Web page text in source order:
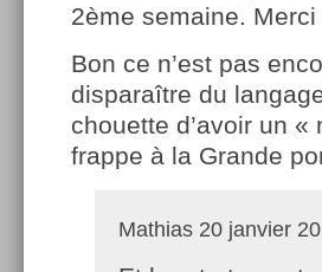
2ème semaine. Merci
Bon ce n’est pas
disparaître du
chouette d’avoir un
frappe à la Grande
Mathias 20 janvier